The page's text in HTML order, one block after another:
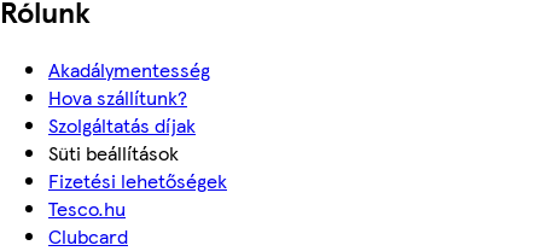
Rólunk
Akadálymentesség
Hova szállítunk?
Szolgáltatás díjak
Süti beállítások
Fizetési lehetőségek
Tesco.hu
Clubcard